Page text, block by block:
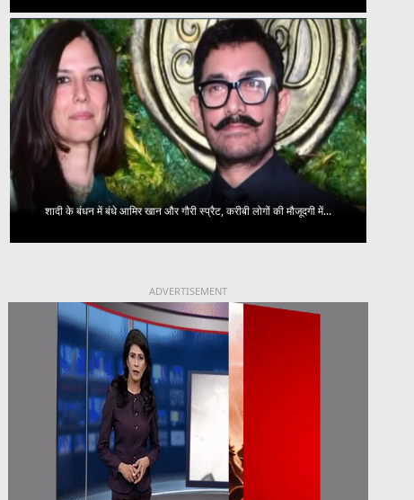
शादी के बंधन में बंधे आमिर खान और गौरी स्प्रैट, करीबी लोगों की मौजूदगी में...
ADVERTISEMENT